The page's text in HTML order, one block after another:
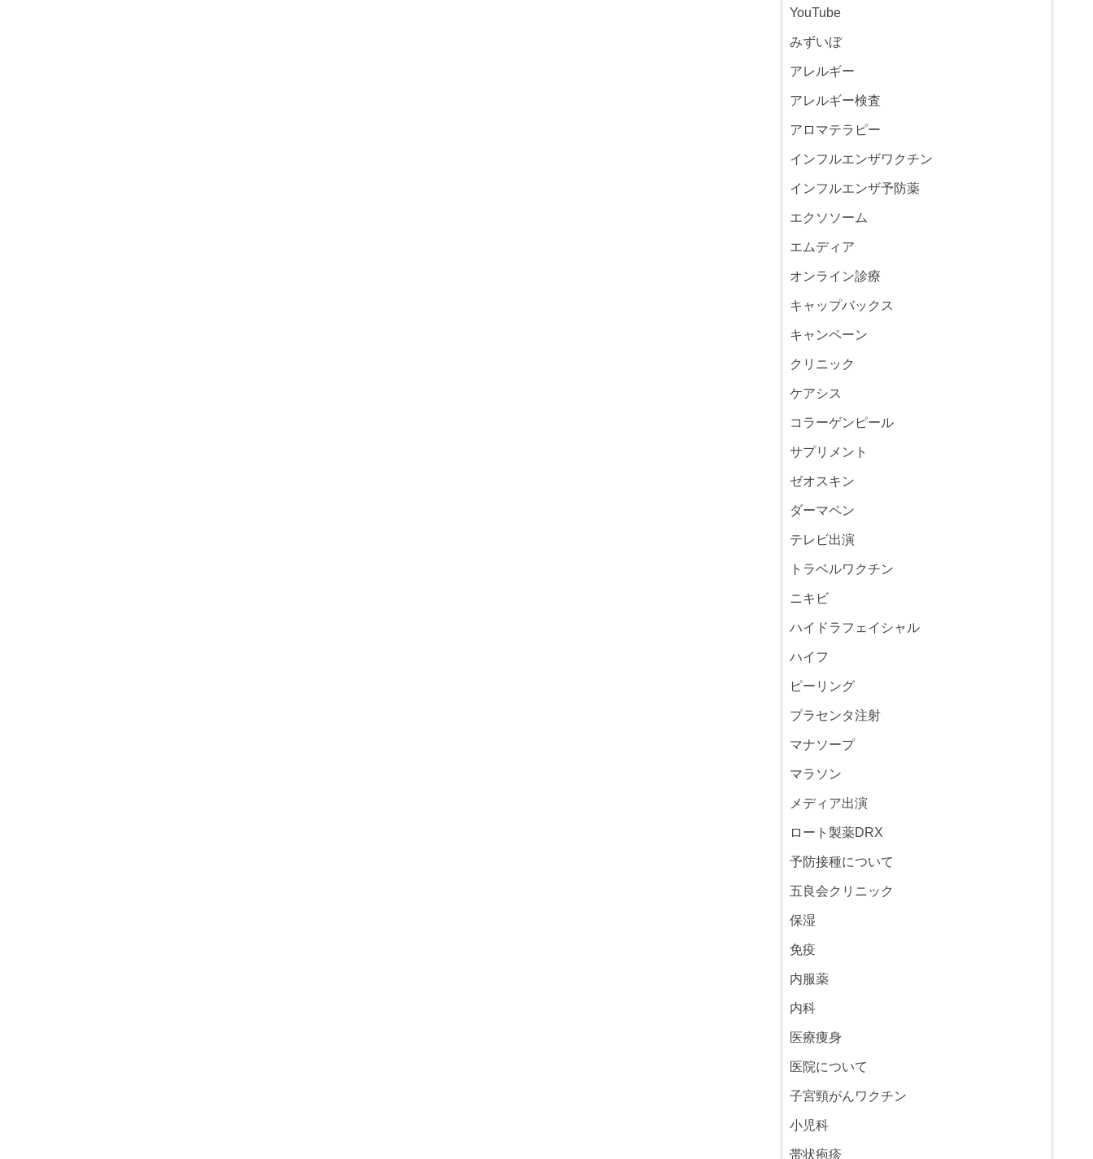
YouTube
みずいぼ
アレルギー
アレルギー検査
アロマテラピー
インフルエンザワクチン
インフルエンザ予防薬
エクソソーム
エムディア
オンライン診療
キャップバックス
キャンペーン
クリニック
ケアシス
コラーゲンピール
サプリメント
ゼオスキン
ダーマペン
テレビ出演
トラベルワクチン
ニキビ
ハイドラフェイシャル
ハイフ
ピーリング
プラセンタ注射
マナソープ
マラソン
メディア出演
ロート製薬DRX
予防接種について
五良会クリニック
保湿
免疫
内服薬
内科
医療痩身
医院について
子宮頸がんワクチン
小児科
帯状疱疹